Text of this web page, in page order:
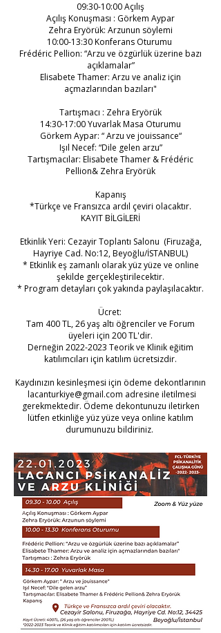
09:30-10:00 Açılış
Açılış Konuşması : Görkem Aypar
Zehra Eryörük: Arzunun söylemi
10:00-13:30 Konferans Oturumu
Frédéric Pellion: “Arzu ve özgürlük üzerine bazı
açıklamalar”
Elisabete Thamer: Arzu ve analiz için
açmazlarından bazıları"
Tartışmacı : Zehra Eryörük
14:30-17:00 Yuvarlak Masa Oturumu
Görkem Aypar: “ Arzu ve jouissance“
Işıl Necef: “Dile gelen arzu”
Tartışmacılar: Elisabete Thamer & Frédéric
Pellion& Zehra Eryörük
Kapanış
*Türkçe ve Fransızca ardıl çeviri olacaktır.
KAYIT BİLGİLERİ
Etkinlik Yeri: Cezayir Toplantı Salonu (Firuzağa,
Hayriye Cad. No:12, Beyoğlu/İSTANBUL)
* Etkinlik eş zamanlı olarak yüz yüze ve online
şekilde gerçekleştirilecektir.
* Program detayları çok yakında paylaşılacaktır.
Ücret:
Tam 400 TL, 26 yaş altı öğrenciler ve Forum
üyeleri için 200 TL'dir.
Derneğin 2022-2023 Teorik ve Klinik eğitim
katılımcıları için katılım ücretsizdir.
Kaydınızın kesinleşmesi için ödeme dekontlarının
lacanturkiye@gmail.com adresine iletilmesi
gerekmektedir. Ödeme dekontunuzu iletirken
lütfen etkinliğe yüz yüze veya online katılım
durumunuzu bildiriniz.